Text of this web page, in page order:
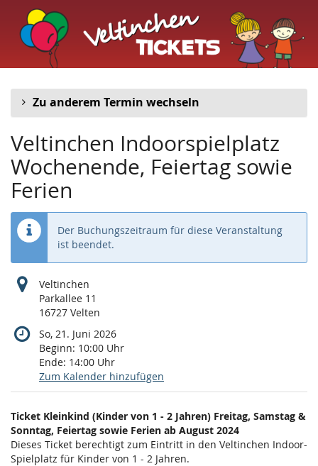
Zum
Haupt-
Inhalt
springen
Veltinchen
Indoorspielplatz
Zu anderem Termin wechseln
Veltinchen Indoorspielplatz
Wochenende, Feiertag sowie
Ferien
Der Buchungszeitraum für diese Veranstaltung
ist beendet.
Veltinchen
Parkallee 11
16727 Velten
So, 21. Juni 2026
Beginn: 10:00 Uhr
Ende: 14:00 Uhr
Zum Kalender hinzufügen
Produkte
Unkategorisierte
Produkte
Ticket Kleinkind (Kinder von 1 - 2 Jahren) Freitag, Samstag &
Sonntag, Feiertag sowie Ferien ab August 2024
Dieses Ticket berechtigt zum Eintritt in den Veltinchen Indoor-
Spielplatz für Kinder von 1 - 2 Jahren.